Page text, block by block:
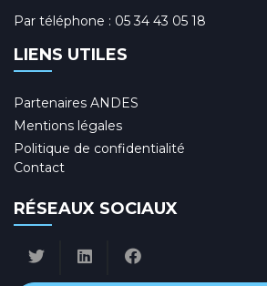
Par téléphone : 05 34 43 05 18
LIENS UTILES
Partenaires ANDES
Mentions légales
Politique de confidentialité
Contact
RÉSEAUX SOCIAUX